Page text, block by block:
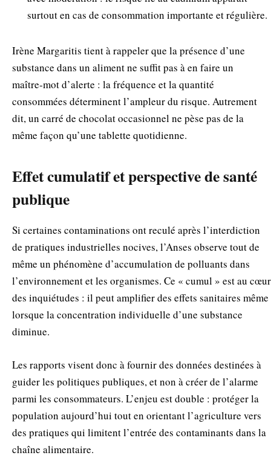
surtout en cas de consommation importante et régulière.
Irène Margaritis tient à rappeler que la présence d’une
substance dans un aliment ne suffit pas à en faire un
maître‑mot d’alerte : la fréquence et la quantité
consommées déterminent l’ampleur du risque. Autrement
dit, un carré de chocolat occasionnel ne pèse pas de la
même façon qu’une tablette quotidienne.
Effet cumulatif et perspective de santé
publique
Si certaines contaminations ont reculé après l’interdiction
de pratiques industrielles nocives, l’Anses observe tout de
même un phénomène d’accumulation de polluants dans
l’environnement et les organismes. Ce « cumul » est au cœur
des inquiétudes : il peut amplifier des effets sanitaires même
lorsque la concentration individuelle d’une substance
diminue.
Les rapports visent donc à fournir des données destinées à
guider les politiques publiques, et non à créer de l’alarme
parmi les consommateurs. L’enjeu est double : protéger la
population aujourd’hui tout en orientant l’agriculture vers
des pratiques qui limitent l’entrée des contaminants dans la
chaîne alimentaire.